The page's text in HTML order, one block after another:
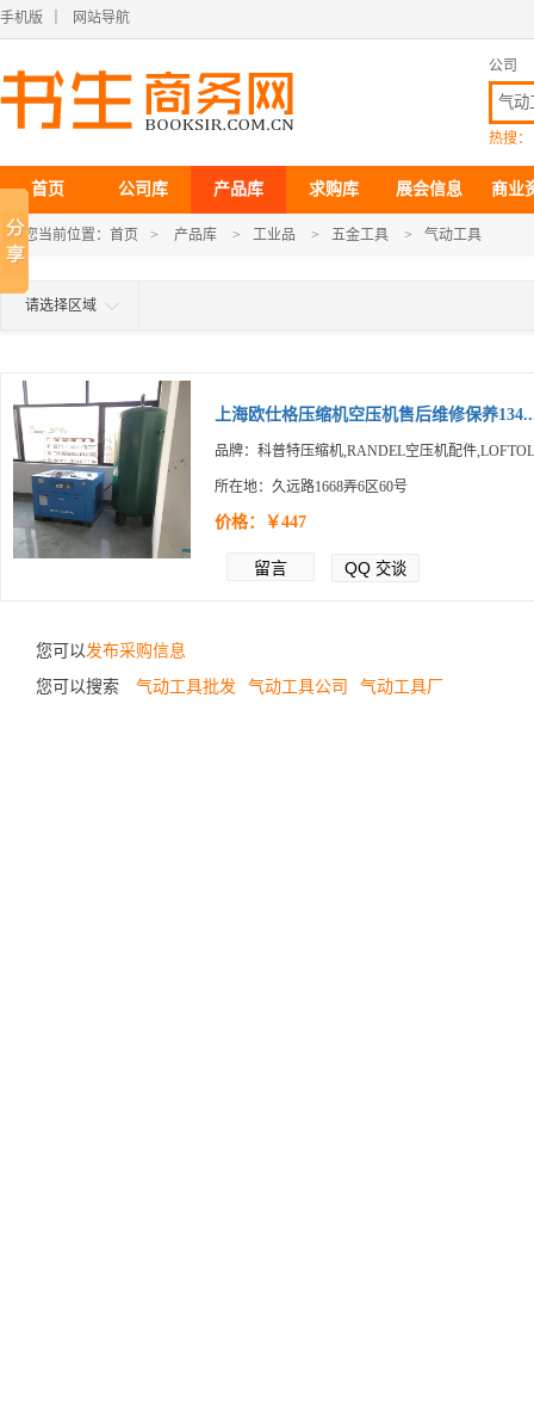
手机版 网站导航
公司
热搜：
首页 公司库 产品库 求购库 展会信息 商业
您当前位置： 首页 > 产品库 > 工业品 > 五金工具 > 气动工具
请选择区域
上海欧仕格压缩机空压机售后维修保养
品牌：科普特压缩机,RANDEL空压机配件
所在地：久远路1668弄6区60号
价格：￥447
留言 QQ 交谈
您可以发布采购信息
您可以搜索
气动工具批发 气动工具公司 气动工具厂